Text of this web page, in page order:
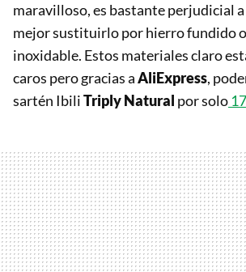
maravilloso, es bastante perjudicial a
mejor sustituirlo por hierro fundido
inoxidable. Estos materiales claro
caros pero gracias aAliExpress,
sartén IbiliTriply Natural por solo